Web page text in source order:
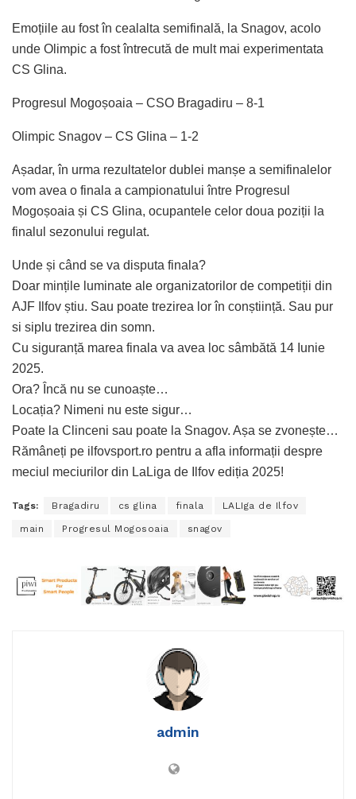
Emoțiile au fost în cealalta semifinală, la Snagov, acolo
unde Olimpic a fost întrecută de mult mai experimentata
CS Glina.
Progresul Mogoșoaia – CSO Bragadiru – 8-1
Olimpic Snagov – CS Glina – 1-2
Așadar, în urma rezultatelor dublei manșe a semifinalelor
vom avea o finala a campionatului între Progresul
Mogoșoaia și CS Glina, ocupantele celor doua poziții la
finalul sezonului regulat.
Unde și când se va disputa finala?
Doar mințile luminate ale organizatorilor de competiții din
AJF Ilfov știu. Sau poate trezirea lor în conștiință. Sau pur
si siplu trezirea din somn.
Cu siguranță marea finala va avea loc sâmbătă 14 Iunie
2025.
Ora? Încă nu se cunoaște…
Locația? Nimeni nu este sigur…
Poate la Clinceni sau poate la Snagov. Așa se zvonește…
Rămâneți pe ilfovsport.ro pentru a afla informații despre
meciul meciurilor din LaLiga de Ilfov ediția 2025!
Tags: Bragadiru cs glina finala LALIga de Ilfov
main Progresul Mogosoaia snagov
admin